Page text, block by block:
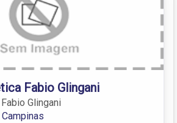
Fabio Glingani
Glingani